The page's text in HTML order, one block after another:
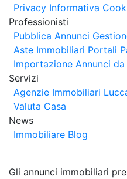
Privacy Informativa
Professionisti
Pubblica Annunci
Aste Immobiliari Portali
Importazione Annunci da
Servizi
Agenzie Immobiliari
Valuta Casa
News
Immobiliare Blog
Gli annunci immobiliari